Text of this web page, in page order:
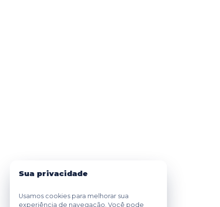
Sua privacidade
Usamos cookies para melhorar sua
experiência de navegação. Você pode